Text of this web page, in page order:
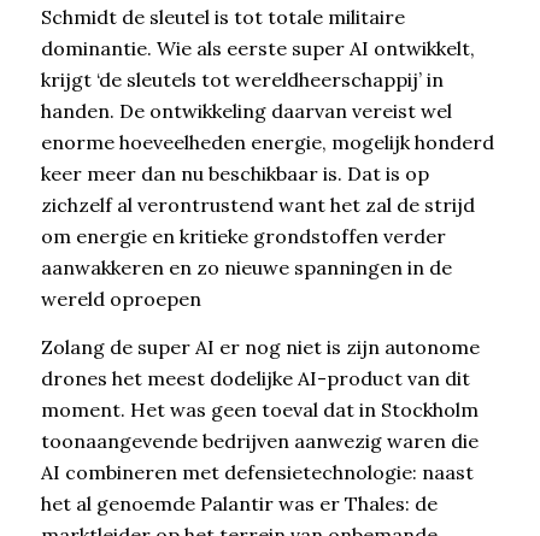
Schmidt de sleutel is tot totale militaire
dominantie. Wie als eerste super AI ontwikkelt,
krijgt ‘de sleutels tot wereldheerschappij’ in
handen. De ontwikkeling daarvan vereist wel
enorme hoeveelheden energie, mogelijk honderd
keer meer dan nu beschikbaar is. Dat is op
zichzelf al verontrustend want het zal de strijd
om energie en kritieke grondstoffen verder
aanwakkeren en zo nieuwe spanningen in de
wereld oproepen
Zolang de super AI er nog niet is zijn autonome
drones het meest dodelijke AI-product van dit
moment. Het was geen toeval dat in Stockholm
toonaangevende bedrijven aanwezig waren die
AI combineren met defensietechnologie: naast
het al genoemde Palantir was er Thales: de